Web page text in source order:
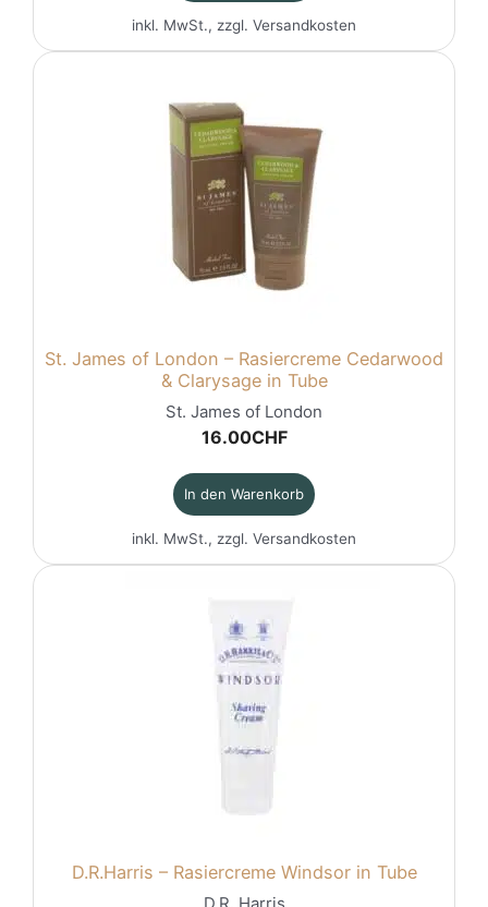
inkl. MwSt., zzgl. Versandkosten
St. James of London – Rasiercreme Cedarwood
& Clarysage in Tube
St. James of London
16.00CHF
In den Warenkorb
inkl. MwSt., zzgl. Versandkosten
D.R.Harris – Rasiercreme Windsor in Tube